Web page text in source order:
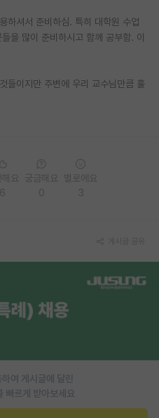
하셔서 준비하심. 특히 대학원 수업
을 많이 준비하시고 함께 공부함. 이
들이지만 주변에 우리 교수님만큼 훌
여 게시글에 달린
빠르게 받아보세요